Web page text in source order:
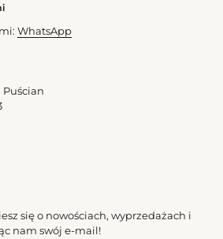
WhatsApp
się o nowościach, wyprzedażach i
nam swój e-mail!